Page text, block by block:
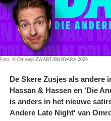
Foto: © Omroep ZWART/BNNVARA 2026
De Skere Zusjes als andere
Hassan & Hassen en 'Die
is anders in het nieuwe
Andere Late Night' van